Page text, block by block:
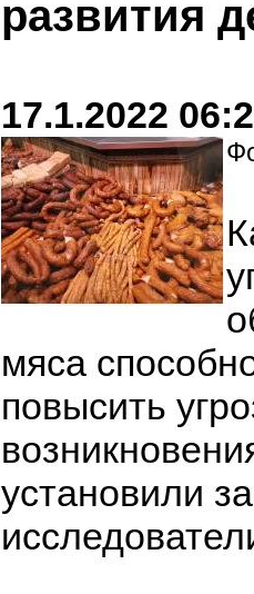
развития
17.1.2022
мяса
повысить
установили